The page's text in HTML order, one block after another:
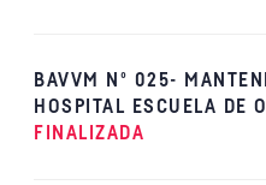
BAVVM Nº 025-
HOSPITAL ESCUELA DE
FINALIZADA